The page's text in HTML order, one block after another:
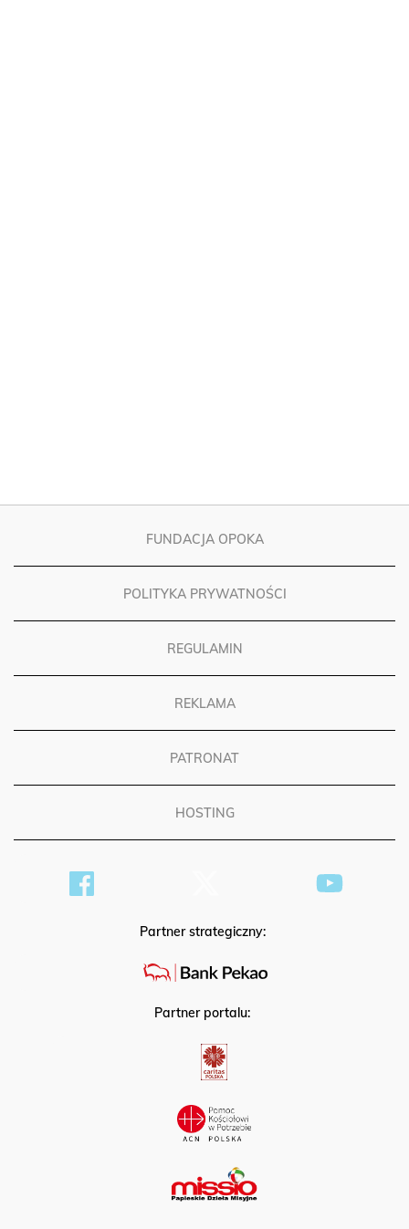
FUNDACJA OPOKA
POLITYKA PRYWATNOŚCI
REGULAMIN
REKLAMA
PATRONAT
HOSTING
Partner strategiczny:
Partner portalu: